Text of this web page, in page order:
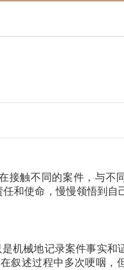
接触不同的案件，与不
和使命，慢慢领悟到自
机械地记录案件事实和
叙述过程中多次哽咽，